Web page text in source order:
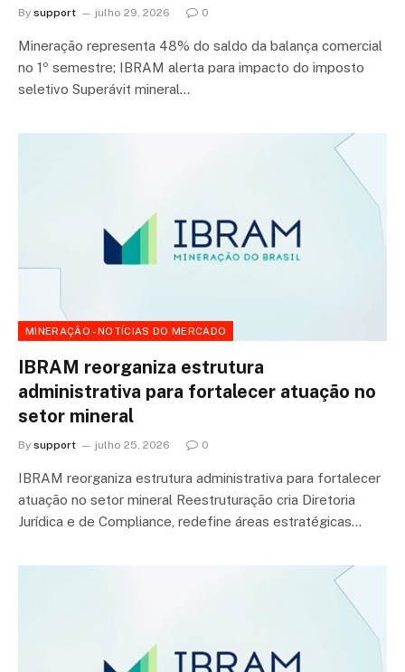
By support julho 29, 2026 0
Mineração representa 48% do saldo da balança comercial
no 1º semestre; IBRAM alerta para impacto do imposto
seletivo Superávit mineral…
MINERAÇÃO - NOTÍCIAS DO MERCADO
IBRAM reorganiza estrutura
administrativa para fortalecer atuação no
setor mineral
By support julho 25, 2026 0
IBRAM reorganiza estrutura administrativa para fortalecer
atuação no setor mineral Reestruturação cria Diretoria
Jurídica e de Compliance, redefine áreas estratégicas…